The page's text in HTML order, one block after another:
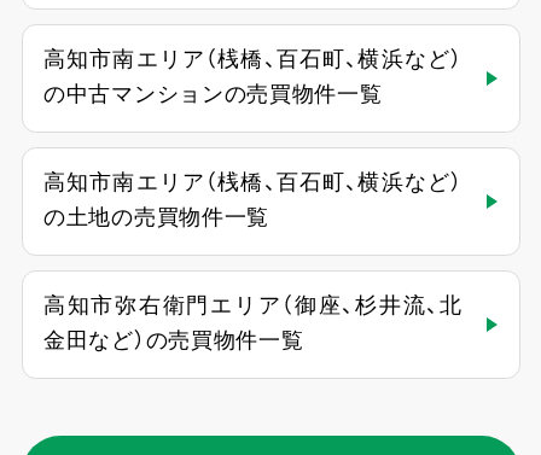
高知市南エリア（桟橋、百石町、横浜など）
の中古マンションの売買物件一覧
高知市南エリア（桟橋、百石町、横浜など）
の土地の売買物件一覧
高知市弥右衛門エリア（御座、杉井流、北
金田など）の売買物件一覧